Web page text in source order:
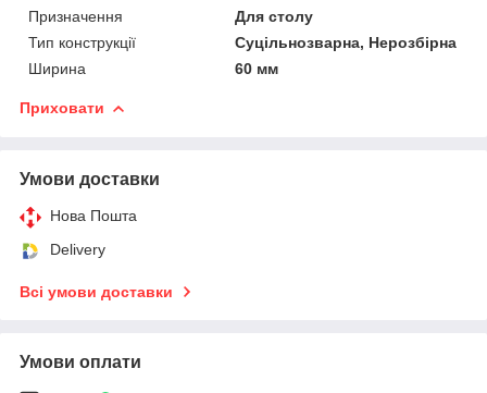
Призначення
Для столу
Тип конструкції
Суцільнозварна, Нерозбірна
Ширина
60 мм
Приховати
Умови доставки
Нова Пошта
Delivery
Всі умови доставки
Умови оплати